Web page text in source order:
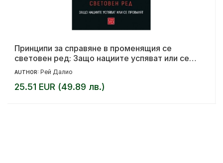
Принципи за справяне в променящия се
световен ред: Защо нациите успяват или се
провалят
AUTHOR: Рей Далио
25.51 EUR (49.89 лв.)